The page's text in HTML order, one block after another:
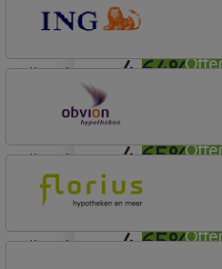
4,64%
Budget (Incl. Korting)
lineair
4,65%
ING Bank
Basis (Incl. Korting)
lineair
4,65%
OBVION Hypotheken
Woon Hypotheek
lineair